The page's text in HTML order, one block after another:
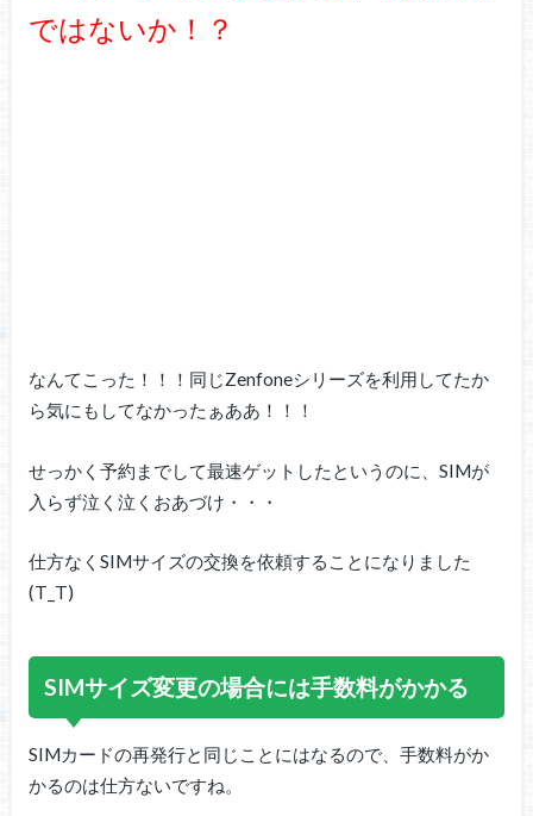
ではないか！？
なんてこった！！！同じZenfoneシリーズを利用してたか
ら気にもしてなかったぁああ！！！
せっかく予約までして最速ゲットしたというのに、SIMが
入らず泣く泣くおあづけ・・・
仕方なくSIMサイズの交換を依頼することになりました
(T_T)
SIMサイズ変更の場合には手数料がかかる
SIMカードの再発行と同じことにはなるので、手数料がか
かるのは仕方ないですね。